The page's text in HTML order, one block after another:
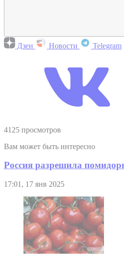
Дзен Новости Telegram
4125 просмотров
Вам может быть интересно
Россия разрешила
17:01, 17 янв 2025